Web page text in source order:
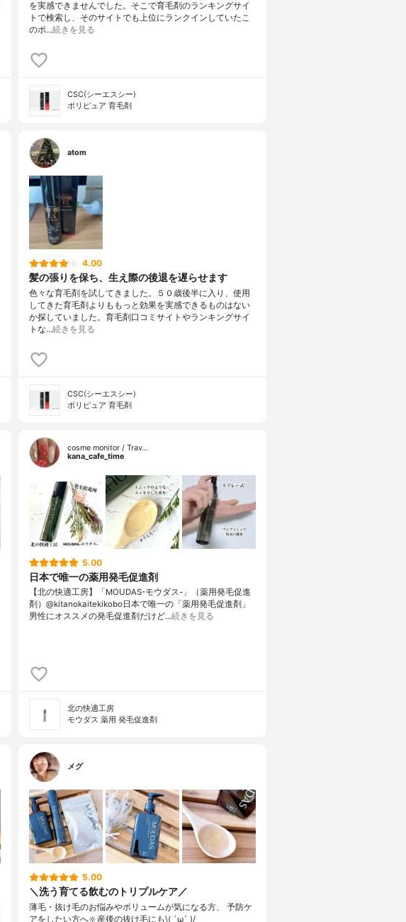
を実感できませんでした。そこで育毛剤のランキングサイ
トで検索し、そのサイトでも上位にランクインしていたこ
のポ…続きを見る
CSC(シーエスシー)
ポリピュア 育毛剤
atom
4.00
髪の張りを保ち、生え際の後退を遅らせます
色々な育毛剤を試してきました。５０歳後半に入り、使用
してきた育毛剤よりももっと効果を実感できるものはない
か探していました。育毛剤口コミサイトやランキングサイ
トな…続きを見る
CSC(シーエスシー)
ポリピュア 育毛剤
cosme monitor / Trav…
kana_cafe_time
5.00
日本で唯一の薬用発毛促進剤
【北の快適工房】「MOUDAS-モウダス-」（薬用発毛促進
剤）@kitanokaitekikobo日本で唯一の「薬用発毛促進剤」
男性にオススメの発毛促進剤だけど…続きを見る
北の快適工房
モウダス 薬用 発毛促進剤
メグ
5.00
＼洗う育てる飲むのトリプルケア／
薄毛・抜け毛のお悩みやボリュームが気になる方、 予防ケ
アをしたい方へ🔆産後の抜け毛にも\( ´ω` )/